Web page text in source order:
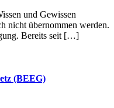
und Gewissen
nicht übernommen werden.
Bereits seit […]
(BEEG)